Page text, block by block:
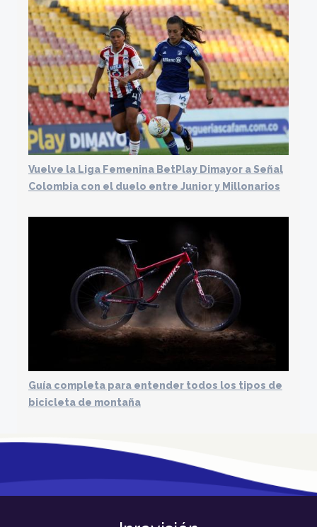
Vuelve la Liga Femenina BetPlay Dimayor a Señal
Colombia con el duelo entre Junior y Millonarios
Guía completa para entender todos los tipos de
bicicleta de montaña